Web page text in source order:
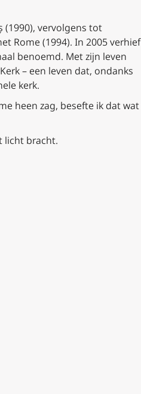
(1990), vervolgens tot
Rome (1994). In 2005 verhief
benoemd. Met zijn leven
– een leven dat, ondanks
kerk.
heen zag, besefte ik dat wat
licht bracht.